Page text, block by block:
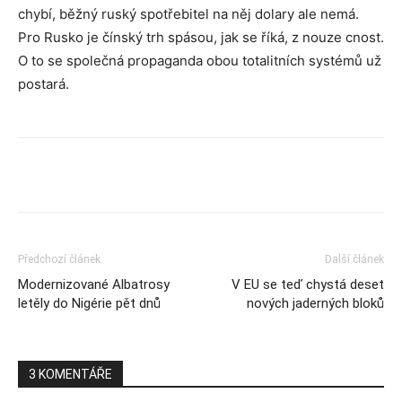
chybí, běžný ruský spotřebitel na něj dolary ale nemá.
Pro Rusko je čínský trh spásou, jak se říká, z nouze cnost.
O to se společná propaganda obou totalitních systémů už
postará.
Předchozí článek
Modernizované Albatrosy
letěly do Nigérie pět dnů
Další článek
V EU se teď chystá deset
nových jaderných bloků
3 KOMENTÁŘE